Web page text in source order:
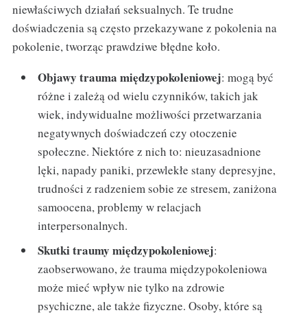
niewłaściwych działań seksualnych. Te trudne
doświadczenia są często przekazywane z pokolenia na
pokolenie, tworząc prawdziwe błędne koło.
Objawy trauma międzypokoleniowej: mogą być
różne i zależą od wielu czynników, takich jak
wiek, indywidualne możliwości przetwarzania
negatywnych doświadczeń czy otoczenie
społeczne. Niektóre z nich to: nieuzasadnione
lęki, napady paniki, przewlekłe stany depresyjne,
trudności z radzeniem sobie ze stresem, zaniżona
samoocena, problemy w relacjach
interpersonalnych.
Skutki traumy międzypokoleniowej:
zaobserwowano, że trauma międzypokoleniowa
może mieć wpływ nie tylko na zdrowie
psychiczne, ale także fizyczne. Osoby, które są